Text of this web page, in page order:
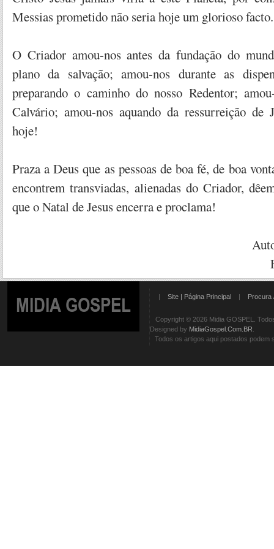
Messias prometido não seria hoje um glorioso facto.
O Criador amou-nos antes da fundação do
plano da salvação; amou-nos durante as
preparando o caminho do nosso Redentor;
Calvário; amou-nos aquando da ressurreição de
hoje!
Praza a Deus que as pessoas de boa fé, de boa
encontrem transviadas, alienadas do Criador,
que o Natal de Jesus encerra e proclama!
MIDIA GOSPEL | Site | Página Principal | Procura
Copyright © 2026 Midia GOSPEL.
Designed by MidiaGospel.Com.BR
Todos os artigos aqui postados podem